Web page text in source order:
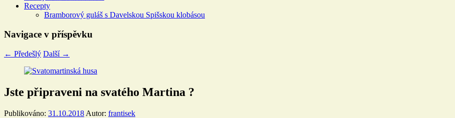
Recepty
Bramborový guláš s Davelskou Spišskou klobásou
Navigace v příspěvku
← Předešlý Další →
Jste připraveni na svatého Martina ?
Publikováno: 31.10.2018 Autor: frantisek